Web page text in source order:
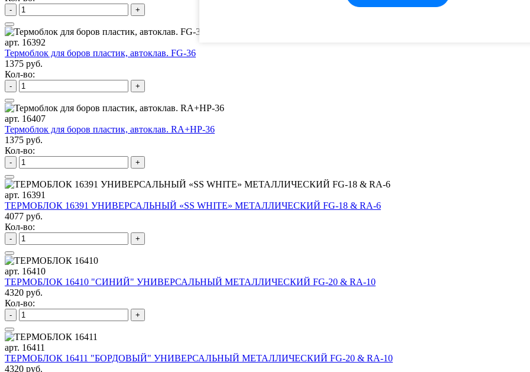
- +
арт. 16392
Термоблок для боров пластик, автоклав. FG-36
1375 руб.
Кол-во:
- +
арт. 16407
Термоблок для боров пластик, автоклав. RA+HP-36
1375 руб.
Кол-во:
- +
арт. 16391
ТЕРМОБЛОК 16391 УНИВЕРСАЛЬНЫЙ «SS WHITE» МЕТАЛЛИЧЕСКИЙ FG-18 & RA-6
4077 руб.
Кол-во:
- +
арт. 16410
ТЕРМОБЛОК 16410 "СИНИЙ" УНИВЕРСАЛЬНЫЙ МЕТАЛЛИЧЕСКИЙ FG-20 & RA-10
4320 руб.
Кол-во:
- +
арт. 16411
ТЕРМОБЛОК 16411 "БОРДОВЫЙ" УНИВЕРСАЛЬНЫЙ МЕТАЛЛИЧЕСКИЙ FG-20 & RA-10
4320 руб.